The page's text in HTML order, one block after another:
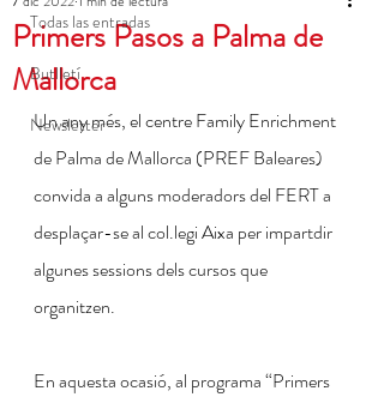
Todas las entradas
Butlletí
Newsletter
Primers Pasos a Palma de
Mallorca
Un any més, el centre Family Enrichment
de Palma de Mallorca (PREF Baleares)
convida a alguns moderadors del FERT a
desplaçar-se al col.legi Aixa per impartdir
algunes sessions dels cursos que
organitzen.
En aquesta ocasió, al programa “Primers